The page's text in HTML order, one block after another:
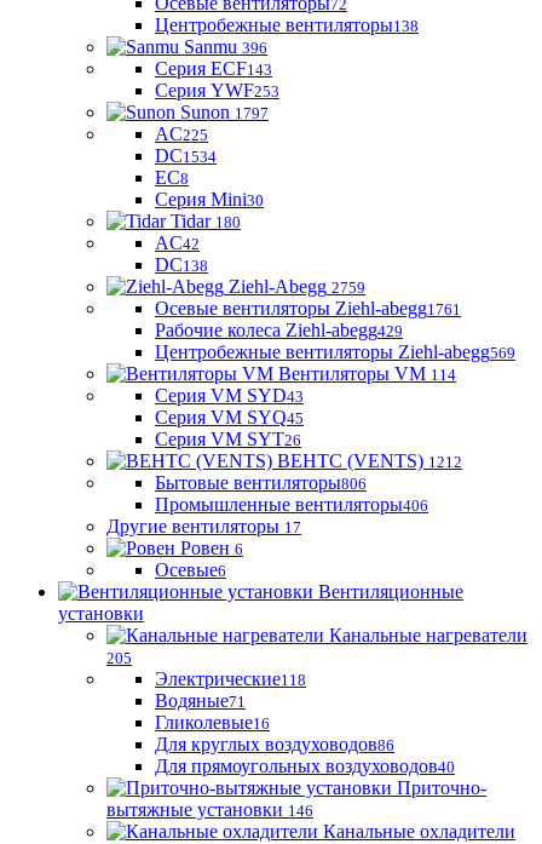
72
Центробежные вентиляторы138
Sanmu 396
Серия ECF143
Серия YWF253
Sunon 1797
AC225
DC1534
EC8
Серия Mini30
Tidar 180
AC42
DC138
Ziehl-Abegg 2759
Осевые вентиляторы Ziehl-abegg1761
Рабочие колеса Ziehl-abegg429
Центробежные вентиляторы Ziehl-abegg569
Вентиляторы VM 114
Серия VM SYD43
Серия VM SYQ45
Серия VM SYT26
ВЕНТС (VENTS) 1212
Бытовые вентиляторы806
Промышленные вентиляторы406
Другие вентиляторы 17
Ровен 6
Осевые6
Вентиляционные
установки
Канальные нагреватели
205
Электрические118
Водяные71
Гликолевые16
Для круглых воздуховодов86
Для прямоугольных воздуховодов40
Приточно-
вытяжные установки 146
Канальные охладители